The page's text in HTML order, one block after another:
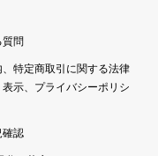
質問
、特定商取引に関する法律
表示、プライバシーポリシ
確認